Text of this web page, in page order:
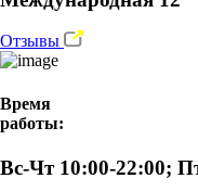
Отзывы
Время
работы:
Вс-Чт 10:00-22:00;